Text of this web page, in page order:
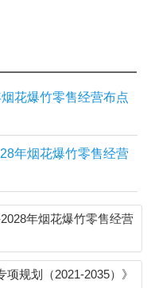
花爆竹零售经营布点
年烟花爆竹零售经营
年烟花爆竹零售经营
规划（2021-2035）》